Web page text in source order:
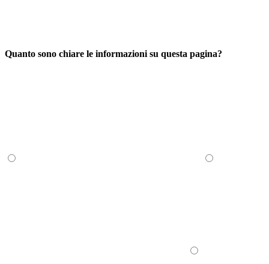
Quanto sono chiare le informazioni su questa pagina?